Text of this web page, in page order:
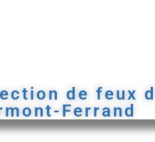
de feux
Ferrand